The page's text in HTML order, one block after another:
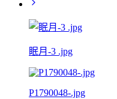
眠月-3 .jpg
P1790048-.jpg